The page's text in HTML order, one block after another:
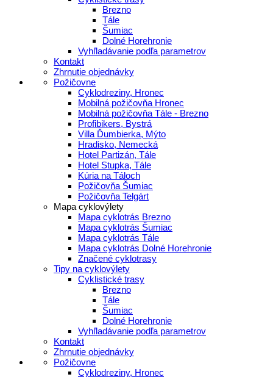
Brezno
Tále
Šumiac
Dolné Horehronie
Vyhľladávanie podľa parametrov
Kontakt
Zhrnutie objednávky
Požičovne
Cyklodreziny, Hronec
Mobilná požičovňa Hronec
Mobilná požičovňa Tále - Brezno
Profibikers, Bystrá
Villa Ďumbierka, Mýto
Hradisko, Nemecká
Hotel Partizán, Tále
Hotel Stupka, Tále
Kúria na Táloch
Požičovňa Šumiac
Požičovňa Telgárt
Mapa cyklovýlety
Mapa cyklotrás Brezno
Mapa cyklotrás Šumiac
Mapa cyklotrás Tále
Mapa cyklotrás Dolné Horehronie
Značené cyklotrasy
Tipy na cyklovýlety
Cyklistické trasy
Brezno
Tále
Šumiac
Dolné Horehronie
Vyhľladávanie podľa parametrov
Kontakt
Zhrnutie objednávky
Požičovne
Cyklodreziny, Hronec